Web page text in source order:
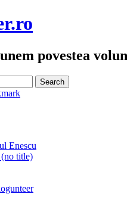
povestea
Enescu
title)